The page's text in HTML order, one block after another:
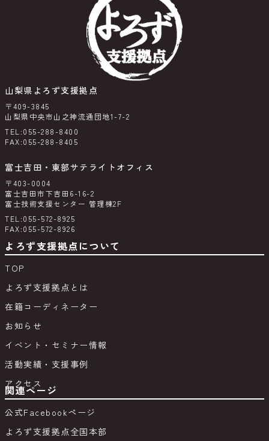
山梨県よろず支援拠点
〒409-3845
山梨県中央市山之神流通団地1-7-2
TEL:055-288-8400
FAX:055-288-8405
富士吉田・東部サテライトオフィス
〒403-0004
富士吉田市下吉田6-16-2
富士技術支援センター 管理棟2F
TEL:055-572-8925
FAX:055-572-8926
よろず支援拠点について
TOP
よろず支援拠点とは
在籍コーディネーター
お知らせ
イベント・セミナー情報
活動実績・支援事例
アクセス
関連ページ
公式Facebookページ
よろず支援拠点全国本部